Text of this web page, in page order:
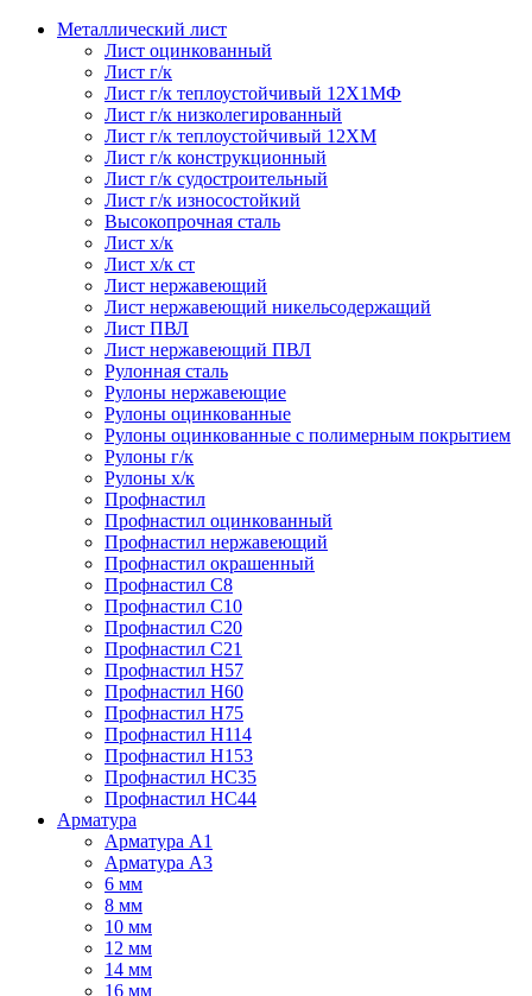
Металлический лист
Лист оцинкованный
Лист г/к
Лист г/к теплоустойчивый 12Х1МФ
Лист г/к низколегированный
Лист г/к теплоустойчивый 12ХМ
Лист г/к конструкционный
Лист г/к судостроительный
Лист г/к износостойкий
Высокопрочная сталь
Лист х/к
Лист х/к ст
Лист нержавеющий
Лист нержавеющий никельсодержащий
Лист ПВЛ
Лист нержавеющий ПВЛ
Рулонная сталь
Рулоны нержавеющие
Рулоны оцинкованные
Рулоны оцинкованные с полимерным покрытием
Рулоны г/к
Рулоны х/к
Профнастил
Профнастил оцинкованный
Профнастил нержавеющий
Профнастил окрашенный
Профнастил С8
Профнастил С10
Профнастил С20
Профнастил С21
Профнастил Н57
Профнастил Н60
Профнастил Н75
Профнастил Н114
Профнастил Н153
Профнастил НС35
Профнастил НС44
Арматура
Арматура А1
Арматура А3
6 мм
8 мм
10 мм
12 мм
14 мм
16 мм